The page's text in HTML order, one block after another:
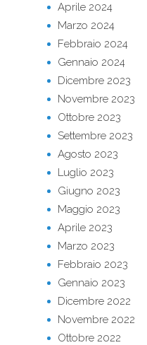
Aprile 2024
Marzo 2024
Febbraio 2024
Gennaio 2024
Dicembre 2023
Novembre 2023
Ottobre 2023
Settembre 2023
Agosto 2023
Luglio 2023
Giugno 2023
Maggio 2023
Aprile 2023
Marzo 2023
Febbraio 2023
Gennaio 2023
Dicembre 2022
Novembre 2022
Ottobre 2022